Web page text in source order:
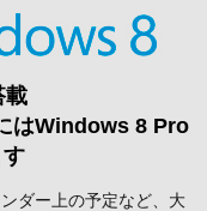
載
はWindows 8 Pro
ダー上の予定など、大